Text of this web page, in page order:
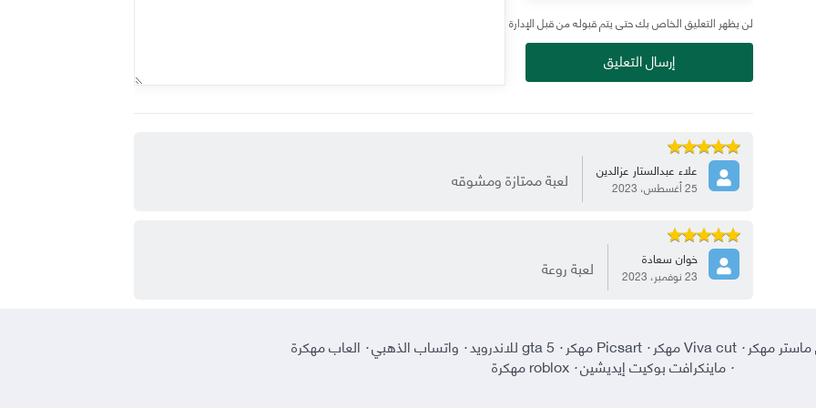
لن يظهر التعليق الخاص بك حتى يتم قبوله من قبل الإدارة
إرسال التعليق
علاء عبدالستار عزالدين
25 أغسطس، 2023 لعبة ممتازة ومشوقه
خوان سعادة
23 نوفمبر، 2023 لعبة روعة
مهكر·Viva cut مهكر ·Picsart مهكر · gta 5 للاندرويد · واتساب الذهبي· العاب مهكرة
·ماينكرافت بوكيت إيديشين·roblox مهكرة